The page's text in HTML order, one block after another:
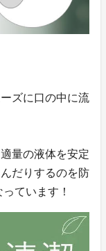
ズに口の中に流
量の液体を安定
だりするのを防
ています！